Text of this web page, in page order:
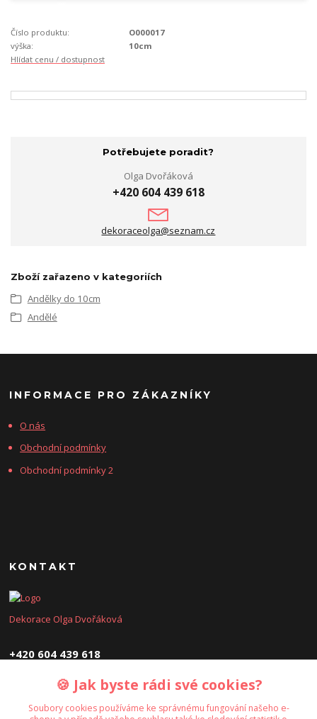
Číslo produktu:
O000017
výška:
10cm
Hlídat cenu / dostupnost
Potřebujete poradit?
Olga Dvořáková
+420 604 439 618
dekoraceolga@seznam.cz
Zboží zařazeno v kategoriích
Andělky do 10cm
Andělé
INFORMACE PRO ZÁKAZNÍKY
O nás
Obchodní podmínky
Obchodní podmínky 2
KONTAKT
Dekorace Olga Dvořáková
+420 604 439 618
dekoraceolga@seznam.cz
🍪 Jak byste rádi své cookies?
Soubory cookies používáme ke správnému fungování našeho e-